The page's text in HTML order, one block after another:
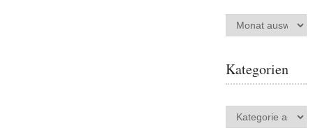
Archiv
Kategorien
Kategorien